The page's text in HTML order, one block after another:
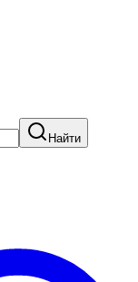
Найти